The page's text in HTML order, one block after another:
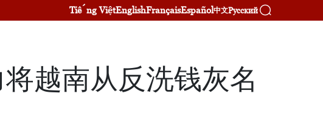
Tiếng ViệtEnglishFrançaisEspañol中文Русский
越南从反洗钱灰名